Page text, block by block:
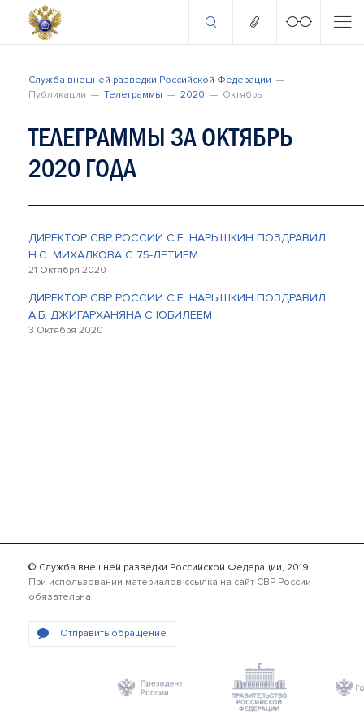
Служба внешней разведки Российской Федерации
Публикации
Телеграммы 2020 Октябрь
ТЕЛЕГРАММЫ ЗА ОКТЯБРЬ
2020 ГОДА
ДИРЕКТОР СВР РОССИИ С.Е. НАРЫШКИН ПОЗДРАВИЛ
Н.С. МИХАЛКОВА С 75-ЛЕТИЕМ
21 Октября 2020
ДИРЕКТОР СВР РОССИИ С.Е. НАРЫШКИН ПОЗДРАВИЛ
А.Б. ДЖИГАРХАНЯНА С ЮБИЛЕЕМ
3 Октября 2020
© Служба внешней разведки Российской Федерации, 2019
При использовании материалов ссылка на сайт СВР России
обязательна
Отправить обращение